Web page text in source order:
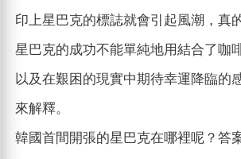
印上星巴克的標誌就會引起風潮，真
星巴克的成功不能單純地用結合了咖
以及在艱困的現實中期待幸運降臨的
來解釋。
韓國首間開張的星巴克在哪裡呢？答